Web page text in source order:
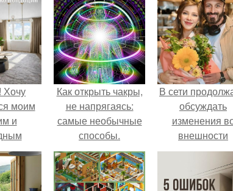
Хочу
моим
и
Как открыть чакры,
не напрягаясь:
самые необычные
способы.
В сети
обсуждать
изменения
внешности
актрисы.